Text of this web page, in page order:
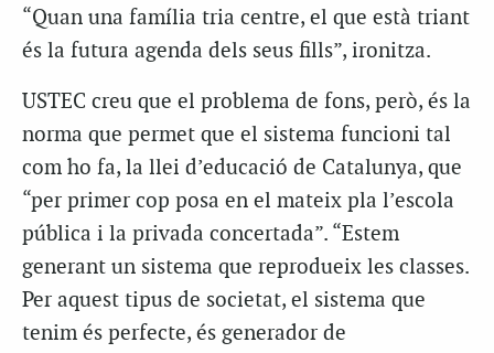
“Quan una família tria centre, el que està triant
és la futura agenda dels seus fills”, ironitza.
USTEC creu que el problema de fons, però, és la
norma que permet que el sistema funcioni tal
com ho fa, la llei d’educació de Catalunya, que
“per primer cop posa en el mateix pla l’escola
pública i la privada concertada”. “Estem
generant un sistema que reprodueix les classes.
Per aquest tipus de societat, el sistema que
tenim és perfecte, és generador de